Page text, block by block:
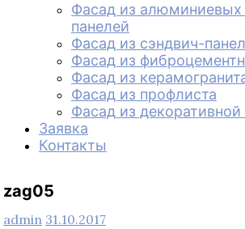
Фасад из алюминиевых
панелей
Фасад из сэндвич-
Фасад из
Фасад из
Фасад из профлиста
Фасад из
Заявка
Контакты
zag05
admin 31.10.2017